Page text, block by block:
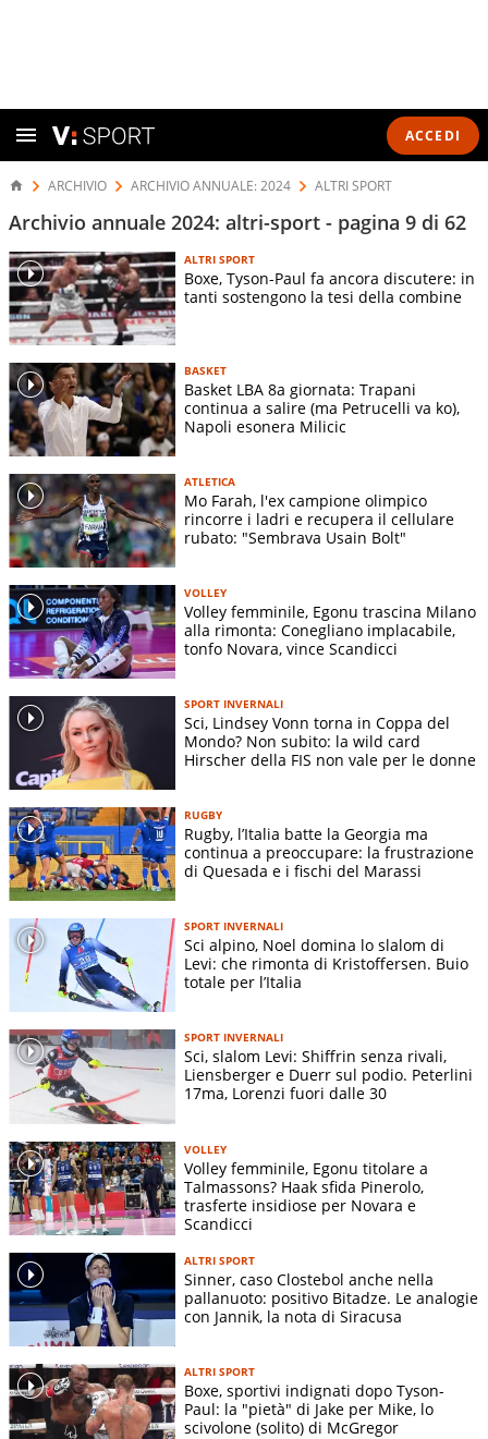
ACCEDI
ARCHIVIO ARCHIVIO ANNUALE: 2024 ALTRI SPORT
Archivio annuale 2024: altri-sport - pagina 9 di 62
ALTRI SPORT
Boxe, Tyson-Paul fa ancora discutere: in
tanti sostengono la tesi della combine
BASKET
Basket LBA 8a giornata: Trapani
continua a salire (ma Petrucelli va ko),
Napoli esonera Milicic
ATLETICA
Mo Farah, l'ex campione olimpico
rincorre i ladri e recupera il cellulare
rubato: "Sembrava Usain Bolt"
VOLLEY
Volley femminile, Egonu trascina Milano
alla rimonta: Conegliano implacabile,
tonfo Novara, vince Scandicci
SPORT INVERNALI
Sci, Lindsey Vonn torna in Coppa del
Mondo? Non subito: la wild card
Hirscher della FIS non vale per le donne
RUGBY
Rugby, l’Italia batte la Georgia ma
continua a preoccupare: la frustrazione
di Quesada e i fischi del Marassi
SPORT INVERNALI
Sci alpino, Noel domina lo slalom di
Levi: che rimonta di Kristoffersen. Buio
totale per l’Italia
SPORT INVERNALI
Sci, slalom Levi: Shiffrin senza rivali,
Liensberger e Duerr sul podio. Peterlini
17ma, Lorenzi fuori dalle 30
VOLLEY
Volley femminile, Egonu titolare a
Talmassons? Haak sfida Pinerolo,
trasferte insidiose per Novara e
Scandicci
ALTRI SPORT
Sinner, caso Clostebol anche nella
pallanuoto: positivo Bitadze. Le analogie
con Jannik, la nota di Siracusa
ALTRI SPORT
Boxe, sportivi indignati dopo Tyson-
Paul: la "pietà" di Jake per Mike, lo
scivolone (solito) di McGregor